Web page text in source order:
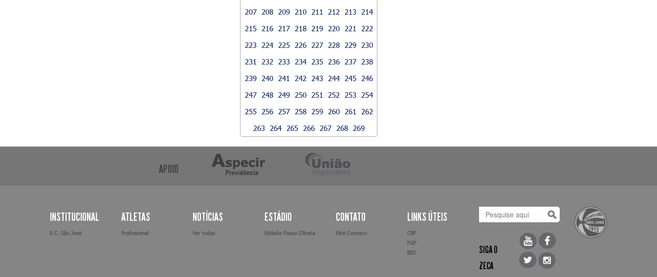
207
208 209 210 211 212 213
214
215
216 217 218 219 220 221
222
223
224 225 226 227 228 229
230
231
232 233 234 235 236 237
238
239
240 241 242 243 244 245
246
247
248 249 250 251 252 253
254
255
256 257 258 259 260 261
262
263
264 265 266 267 268 269
APOIO
INSTITUCIONAL
E.C. São José
ATLETAS
Profissional
NOTÍCIAS
Ver todas
ESTÁDIO
Estádio Passo D’Areia
CONTATO
Fale Conosco
LINKS ÚTEIS
CBF
FGF
BID
SIGA O
ZECA